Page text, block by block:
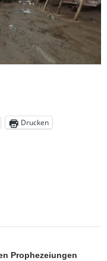
Drucken
Prophezeiungen